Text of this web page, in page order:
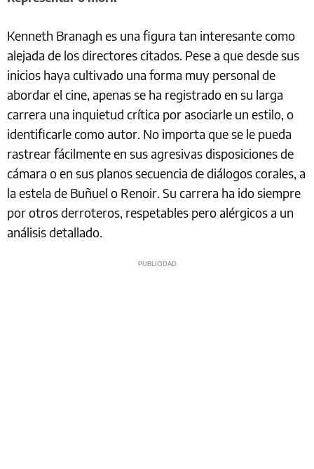
Kenneth Branagh es una figura tan interesante como
alejada de los directores citados. Pese a que desde sus
inicios haya cultivado una forma muy personal de
abordar el cine, apenas se ha registrado en su larga
carrera una inquietud crítica por asociarle un estilo, o
identificarle como autor. No importa que se le pueda
rastrear fácilmente en sus agresivas disposiciones de
cámara o en sus planos secuencia de diálogos corales, a
la estela de Buñuel o Renoir. Su carrera ha ido siempre
por otros derroteros, respetables pero alérgicos a un
análisis detallado.